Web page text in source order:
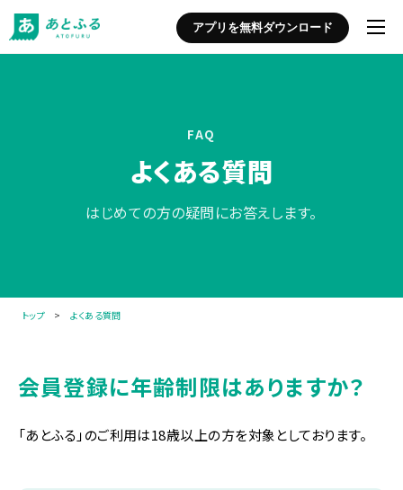
アプリを無料ダウンロード
FAQ
よくある質問
はじめての方の疑問にお答えします。
トップ> よくある質問
会員登録に年齢制限はありますか？
「あとふる」のご利用は18歳以上の方を対象としております。